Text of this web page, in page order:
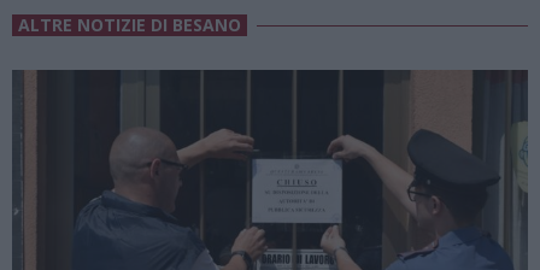
ALTRE NOTIZIE DI BESANO